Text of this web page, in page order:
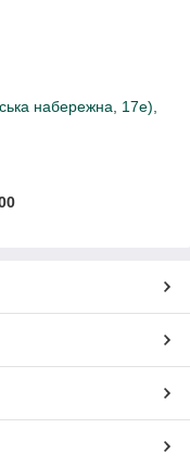
набережна, 17е),